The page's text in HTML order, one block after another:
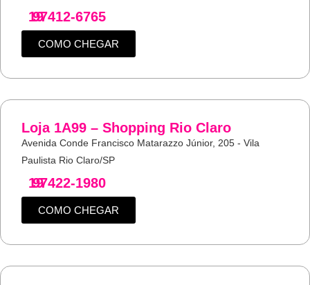
19
97412-6765
COMO CHEGAR
Loja 1A99 – Shopping Rio Claro
Avenida Conde Francisco Matarazzo Júnior, 205 - Vila
Paulista Rio Claro/SP
19
97422-1980
COMO CHEGAR